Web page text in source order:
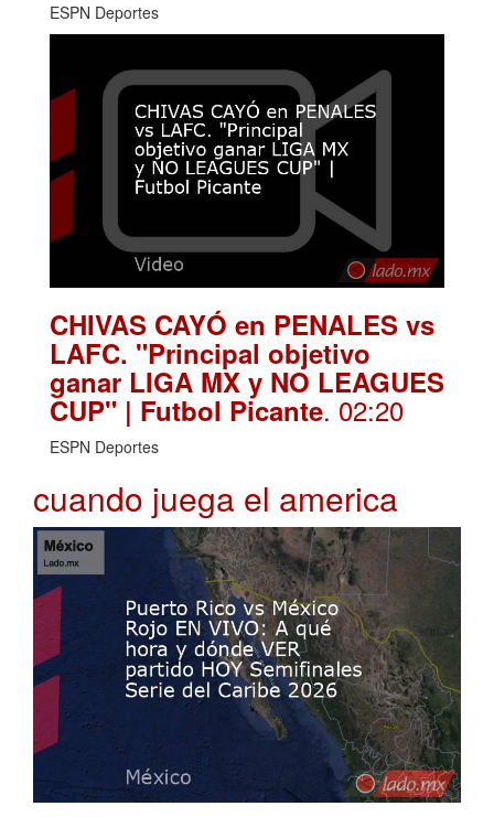
ESPN Deportes
CHIVAS CAYÓ en PENALES vs
LAFC. "Principal objetivo
ganar LIGA MX y NO LEAGUES
CUP" | Futbol Picante. 02:20
ESPN Deportes
cuando juega el america